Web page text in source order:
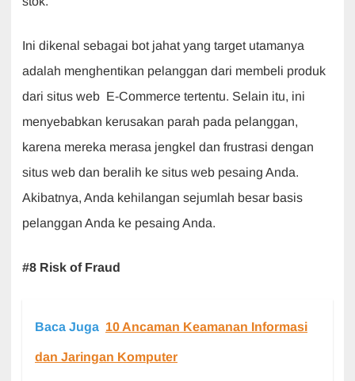
Ini dikenal sebagai bot jahat yang target utamanya
adalah menghentikan pelanggan dari membeli produk
dari situs web E-Commerce tertentu. Selain itu, ini
menyebabkan kerusakan parah pada pelanggan,
karena mereka merasa jengkel dan frustrasi dengan
situs web dan beralih ke situs web pesaing Anda.
Akibatnya, Anda kehilangan sejumlah besar basis
pelanggan Anda ke pesaing Anda.
#8 Risk of Fraud
Baca Juga 10 Ancaman Keamanan Informasi
dan Jaringan Komputer